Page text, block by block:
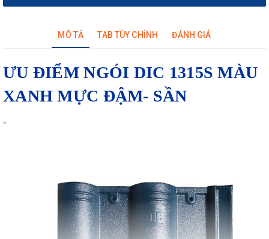
MÔ TẢ TAB TÙY CHỈNH ĐÁNH GIÁ
ƯU ĐIỂM NGÓI DIC 1315S MÀU
XANH MỰC ĐẬM- SẦN
-